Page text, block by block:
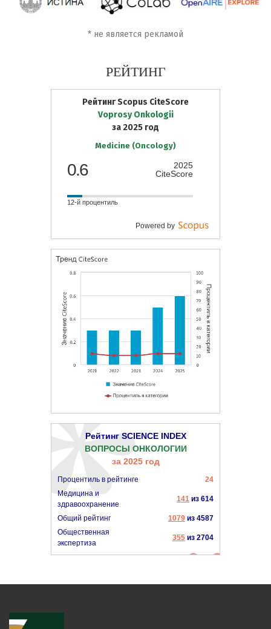
* не является рекламой
РЕЙТИНГ
Рейтинг Scopus CiteScore
Voprosy Onkologii
за 2025 год
Medicine (Oncology)
0.6
2025
CiteScore
12-й процентиль
Powered by
Рейтинг SCIENCE INDEX
ВОПРОСЫ ОНКОЛОГИИ
за 2025 год
Процентиль в рейтинге
24
Медицина и
здравоохранение
141 из 614
Общий рейтинг 1079из 4587
Общественная
экспертиза
355из 2704